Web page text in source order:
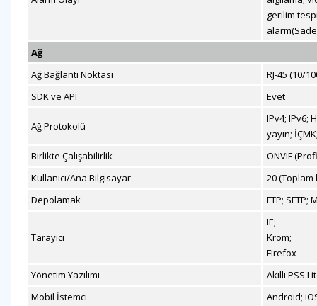
gerilim
Ağ
Ağ Bağlantı Noktası
RJ-45 (10/
SDK ve API
Evet
Ağ Protokolü
IPv4; IPv6;
yayın;
Birlikte Çalışabilirlik
ONVIF
Kullanıcı/Ana Bilgisayar
20 (Toplam
Depolamak
FTP; SFTP;
Tarayıcı
IE;
Krom;
Firefox
Yönetim Yazılımı
Akıllı PSS
Mobil İstemci
Android;